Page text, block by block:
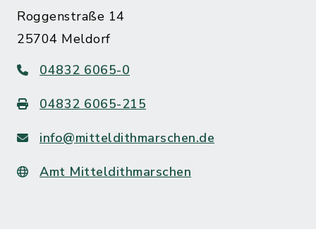
Roggenstraße 14
25704 Meldorf
04832 6065-0
04832 6065-215
info@mitteldithmarschen.de
Amt Mitteldithmarschen